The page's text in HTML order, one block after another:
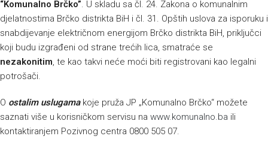
“Komunalno Brčko”. U skladu sa čl. 24. Zakona o komunalnim
djelatnostima Brčko distrikta BiH i čl. 31. Opštih uslova za isporuku i
snabdijevanje električnom energijom Brčko distrikta BiH, priključci
koji budu izgrađeni od strane trećih lica, smatraće se
nezakonitim, te kao takvi neće moći biti registrovani kao legalni
potrošači.
O ostalim uslugamakoje pruža JP „Komunalno Brčko“ možete
saznati više u korisničkom servisu na www.komunalno.ba ili
kontaktiranjem Pozivnog centra 0800 505 07.